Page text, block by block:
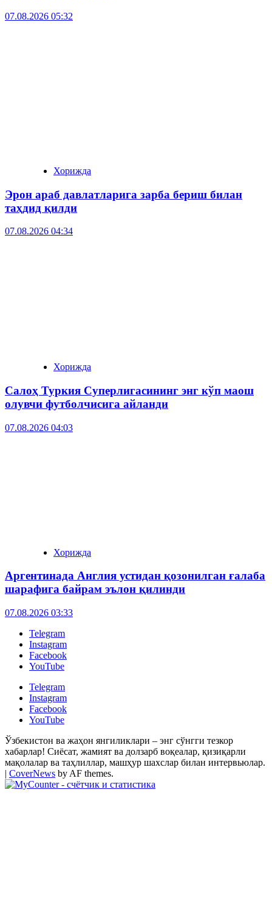
07.08.2026 05:32
Хорижда
Эрон араб давлатларига зарба бериш билан
таҳдид қилди
07.08.2026 04:34
Хорижда
Салоҳ Туркия Суперлигасининг энг кўп маош
олувчи футболчисига айланди
07.08.2026 04:03
Хорижда
Аргентинада Англия устидан қозонилган ғалаба
шарафига байрам эълон қилинди
07.08.2026 03:33
Telegram
Instagram
Facebook
YouTube
Telegram
Instagram
Facebook
YouTube
Ўзбекистон ва жаҳон янгиликлари – энг сўнгги тезкор
хабарлар! Сиёсат, жамият ва долзарб воқеалар, қизиқарли
мақолалар ва таҳлиллар, машҳур шахслар билан интервьюлар.
| CoverNews by AF themes.